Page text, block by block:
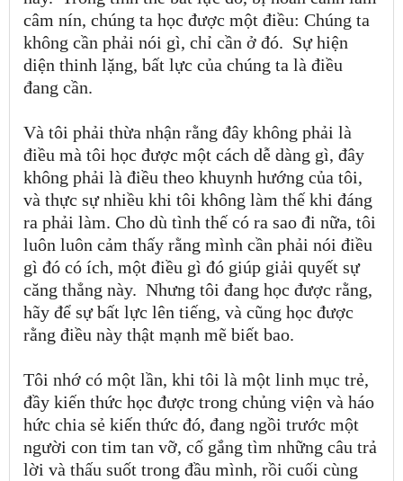
câm nín, chúng ta học được một điều: Chúng ta
không cần phải nói gì, chỉ cần ở đó. Sự hiện
diện thinh lặng, bất lực của chúng ta là điều
đang cần.
Và tôi phải thừa nhận rằng đây không phải là
điều mà tôi học được một cách dễ dàng gì, đây
không phải là điều theo khuynh hướng của tôi,
và thực sự nhiều khi tôi không làm thế khi đáng
ra phải làm. Cho dù tình thế có ra sao đi nữa, tôi
luôn luôn cảm thấy rằng mình cần phải nói điều
gì đó có ích, một điều gì đó giúp giải quyết sự
căng thẳng này. Nhưng tôi đang học được rằng,
hãy để sự bất lực lên tiếng, và cũng học được
rằng điều này thật mạnh mẽ biết bao.
Tôi nhớ có một lần, khi tôi là một linh mục trẻ,
đầy kiến thức học được trong chủng viện và háo
hức chia sẻ kiến thức đó, đang ngồi trước một
người con tim tan vỡ, cố gắng tìm những câu trả
lời và thấu suốt trong đầu mình, rồi cuối cùng